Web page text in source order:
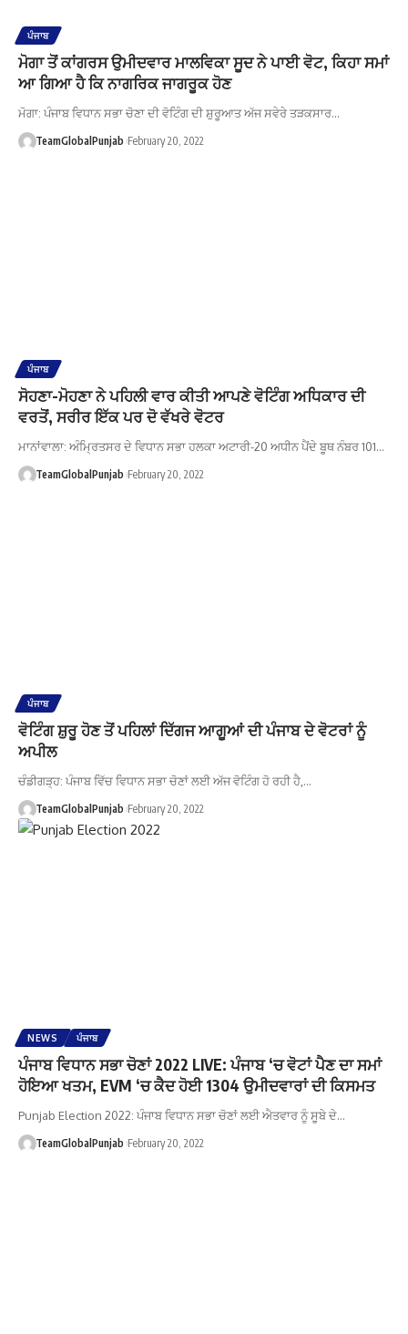
ਪੰਜਾਬ
ਮੋਗਾ ਤੋਂ ਕਾਂਗਰਸ ਉਮੀਦਵਾਰ ਮਾਲਵਿਕਾ ਸੂਦ ਨੇ ਪਾਈ ਵੋਟ, ਕਿਹਾ ਸਮਾਂ
ਆ ਗਿਆ ਹੈ ਕਿ ਨਾਗਰਿਕ ਜਾਗਰੂਕ ਹੋਣ
ਮੋਗਾ: ਪੰਜਾਬ ਵਿਧਾਨ ਸਭਾ ਚੋਣਾ ਦੀ ਵੋਟਿੰਗ ਦੀ ਸ਼ੁਰੂਆਤ ਅੱਜ ਸਵੇਰੇ ਤੜਕਸਾਰ…
TeamGlobalPunjab February 20, 2022
ਪੰਜਾਬ
ਸੋਹਣਾ-ਮੋਹਣਾ ਨੇ ਪਹਿਲੀ ਵਾਰ ਕੀਤੀ ਆਪਣੇ ਵੋਟਿੰਗ ਅਧਿਕਾਰ ਦੀ
ਵਰਤੋਂ, ਸਰੀਰ ਇੱਕ ਪਰ ਦੋ ਵੱਖਰੇ ਵੋਟਰ
ਮਾਨਾਂਵਾਲਾ: ਅੰਮ੍ਰਿਤਸਰ ਦੇ ਵਿਧਾਨ ਸਭਾ ਹਲਕਾ ਅਟਾਰੀ-20 ਅਧੀਨ ਪੈਂਦੇ ਬੂਥ ਨੰਬਰ 101…
TeamGlobalPunjab February 20, 2022
ਪੰਜਾਬ
ਵੋਟਿੰਗ ਸ਼ੁਰੂ ਹੋਣ ਤੋਂ ਪਹਿਲਾਂ ਦਿੱਗਜ ਆਗੂਆਂ ਦੀ ਪੰਜਾਬ ਦੇ ਵੋਟਰਾਂ ਨੂੰ
ਅਪੀਲ
ਚੰਡੀਗੜ੍ਹ: ਪੰਜਾਬ ਵਿੱਚ ਵਿਧਾਨ ਸਭਾ ਚੋਣਾਂ ਲਈ ਅੱਜ ਵੋਟਿੰਗ ਹੋ ਰਹੀ ਹੈ,…
TeamGlobalPunjab February 20, 2022
NEWS ਪੰਜਾਬ
ਪੰਜਾਬ ਵਿਧਾਨ ਸਭਾ ਚੋਣਾਂ 2022 LIVE: ਪੰਜਾਬ ‘ਚ ਵੋਟਾਂ ਪੈਣ ਦਾ ਸਮਾਂ
ਹੋਇਆ ਖਤਮ, EVM ‘ਚ ਕੈਦ ਹੋਈ 1304 ਉਮੀਦਵਾਰਾਂ ਦੀ ਕਿਸਮਤ
Punjab Election 2022: ਪੰਜਾਬ ਵਿਧਾਨ ਸਭਾ ਚੋਣਾਂ ਲਈ ਐਤਵਾਰ ਨੂੰ ਸੂਬੇ ਦੇ…
TeamGlobalPunjab February 20, 2022